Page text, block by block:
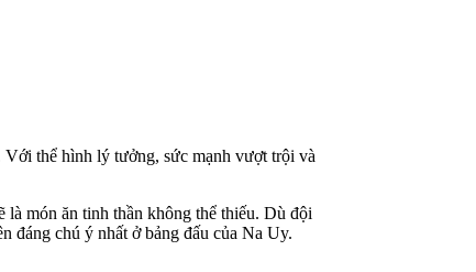
thể hình lý tưởng, sức mạnh vượt trội và
là món ăn tinh thần không thể thiếu. Dù đội
đáng chú ý nhất ở bảng đấu của Na Uy.